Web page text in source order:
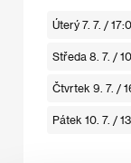
Úterý 7. 7. /
Středa 8. 7. /
Čtvrtek 9. 7. /
Pátek 10. 7. /